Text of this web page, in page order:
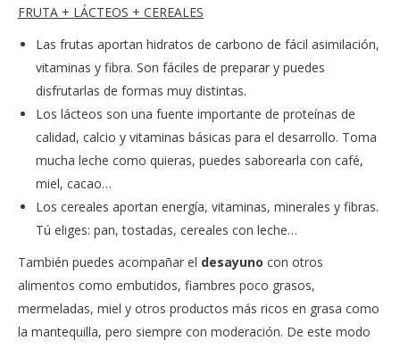
FRUTA + LÁCTEOS + CEREALES
Las frutas aportan hidratos de carbono de fácil asimilación,
vitaminas y fibra. Son fáciles de preparar y puedes
disfrutarlas de formas muy distintas.
Los lácteos son una fuente importante de proteínas de
calidad, calcio y vitaminas básicas para el desarrollo. Toma
mucha leche como quieras, puedes saborearla con café,
miel, cacao…
Los cereales aportan energía, vitaminas, minerales y fibras.
Tú eliges: pan, tostadas, cereales con leche…
También puedes acompañar el desayuno con otros
alimentos como embutidos, fiambres poco grasos,
mermeladas, miel y otros productos más ricos en grasa como
la mantequilla, pero siempre con moderación. De este modo